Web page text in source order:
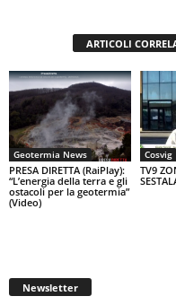
ARTICOLI
Geotermia News
PRESA DIRETTA (RaiPlay):
“L’energia della terra e gli
ostacoli per la geotermia”
(Video)
Cosvig
TV9
Newsletter